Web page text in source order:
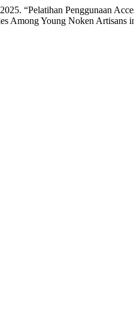
“Pelatihan Penggunaan
Among Young Noken Artisans